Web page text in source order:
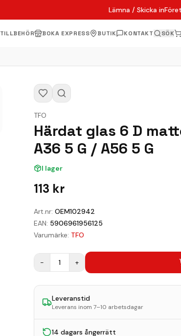
Lämna / Skicka in
TILLBEHÖR BOKA EXPRESS BUTIK KONTAKT SÖK
TFO
Härdat glas 6 D
A36 5 G / A56 5 G
I lager
113 kr
Art.nr: OEM102942
EAN: 5906961956125
Varumärke: TFO
− 1 +
Leveranstid
Leverans inom 7–10 arbetsdagar
14 dagars ångerrätt